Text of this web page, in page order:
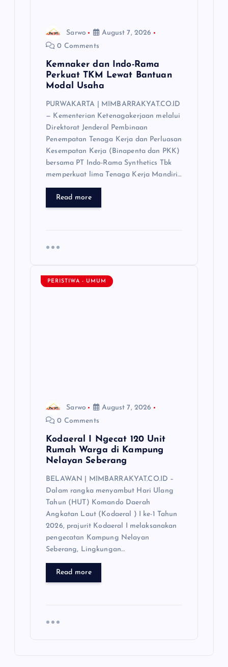
Sarwo
August 7, 2026
0 Comments
Kemnaker dan Indo-Rama
Perkuat TKM Lewat Bantuan
Modal Usaha
PURWAKARTA | MIMBARRAKYAT.CO.ID
— Kementerian Ketenagakerjaan melalui
Direktorat Jenderal Pembinaan
Penempatan Tenaga Kerja dan Perluasan
Kesempatan Kerja (Binapenta dan PKK)
bersama PT Indo-Rama Synthetics Tbk
memperkuat lima Tenaga Kerja Mandiri…
Read more
PERISTIWA - UMUM
Sarwo
August 7, 2026
0 Comments
Kodaeral I Ngecat 120 Unit
Rumah Warga di Kampung
Nelayan Seberang
BELAWAN | MIMBARRAKYAT.CO.ID –
Dalam rangka menyambut Hari Ulang
Tahun (HUT) Komando Daerah
Angkatan Laut (Kodaeral ) I ke-1 Tahun
2026, prajurit Kodaeral I melaksanakan
pengecatan Kampung Nelayan
Seberang, Lingkungan…
Read more